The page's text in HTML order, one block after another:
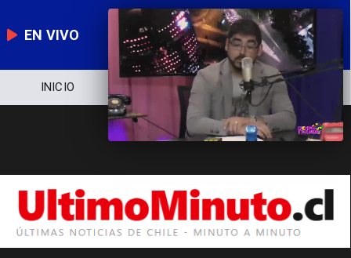
EN VIVO
INICIO NOTICIERO POLÍTICA